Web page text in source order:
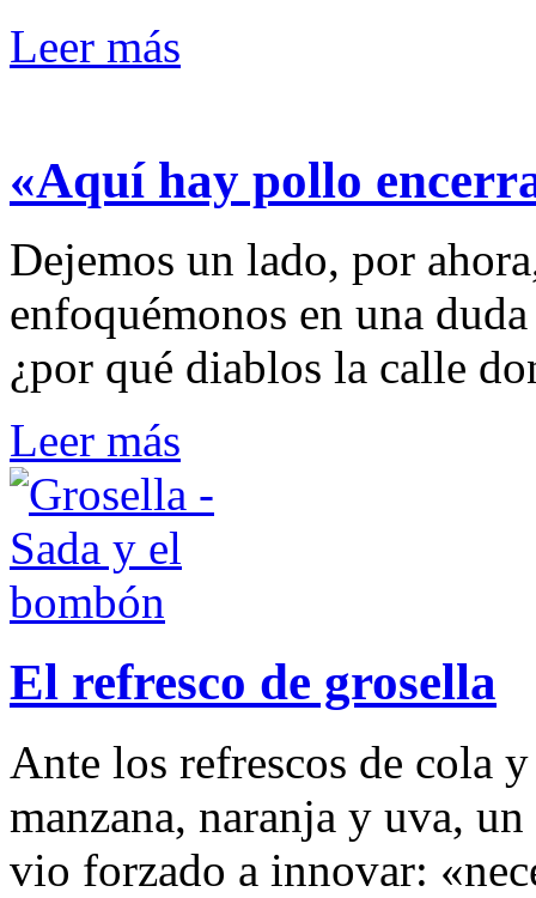
Leer más
«Aquí hay pollo
Dejemos un lado, por
enfoquémonos en una
¿por qué diablos la calle
Leer más
El refresco de grosella
Ante los refrescos de cola
manzana, naranja y uva,
vio forzado a innovar: